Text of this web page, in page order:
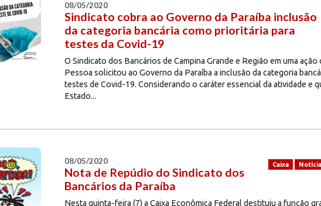
08/05/2020
Sindicato cobra ao Governo da Paraíba inclusão
da categoria bancária como prioritária para
testes da Covid-19
O Sindicato dos Bancários de Campina Grande e Região em uma
Pessoa solicitou ao Governo da Paraíba a inclusão da categoria
testes de Covid-19. Considerando o caráter essencial da atividade e
Estado...
Caixa
08/05/2020
Nota de Repúdio do Sindicato dos
Bancários da Paraíba
Nesta quinta-feira (7) a Caixa Econômica Federal destituiu a função